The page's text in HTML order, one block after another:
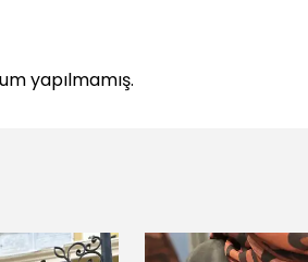
yapılmamış.